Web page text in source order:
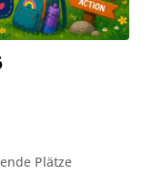
Plätze